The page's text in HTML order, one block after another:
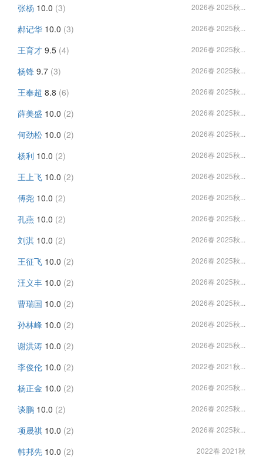
张杨 10.0 (3) 2026春 2025秋...
郝记华 10.0 (3) 2026春 2025秋...
王育才 9.5 (4) 2026春 2025秋...
杨锋 9.7 (3) 2026春 2025秋...
王奉超 8.8 (6) 2026春 2025秋...
薛美盛 10.0 (2) 2026春 2025秋...
何劲松 10.0 (2) 2026春 2025秋...
杨利 10.0 (2) 2026春 2025秋...
王上飞 10.0 (2) 2026春 2025秋...
傅尧 10.0 (2) 2026春 2025秋...
孔燕 10.0 (2) 2026春 2025秋...
刘淇 10.0 (2) 2026春 2025秋...
王征飞 10.0 (2) 2026春 2025秋...
汪义丰 10.0 (2) 2026春 2025秋...
曹瑞国 10.0 (2) 2026春 2025秋...
孙林峰 10.0 (2) 2026春 2025秋...
谢洪涛 10.0 (2) 2026春 2025秋...
李俊伦 10.0 (2) 2022春 2021秋...
杨正金 10.0 (2) 2026春 2025秋...
谈鹏 10.0 (2) 2026春 2025秋...
项晟祺 10.0 (2) 2026春 2025秋...
韩邦先 10.0 (2) 2022春 2021秋